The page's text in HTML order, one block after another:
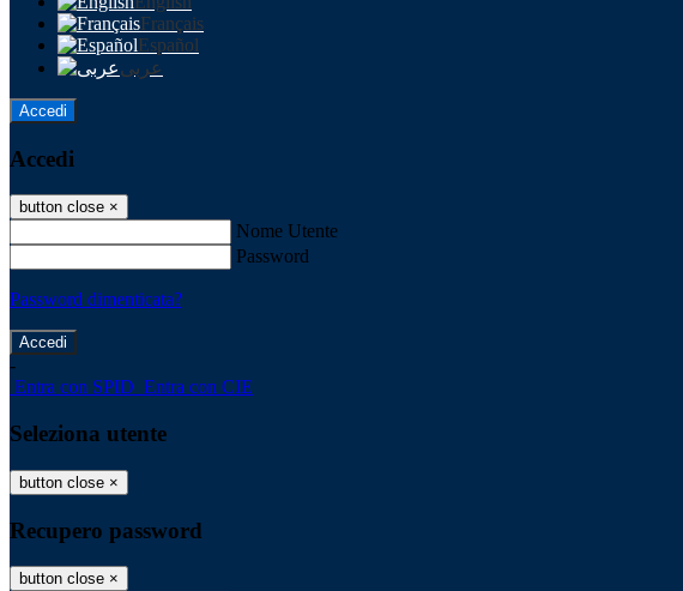
Français
Español
عربى
Accedi
Accedi
button close ×
Nome Utente
Password
Password dimenticata?
-
Entra con SPID Entra con CIE
Seleziona utente
button close ×
Recupero password
button close ×